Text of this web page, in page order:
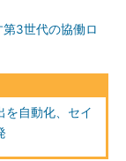
3世代の協働ロ
を自動化、セイ